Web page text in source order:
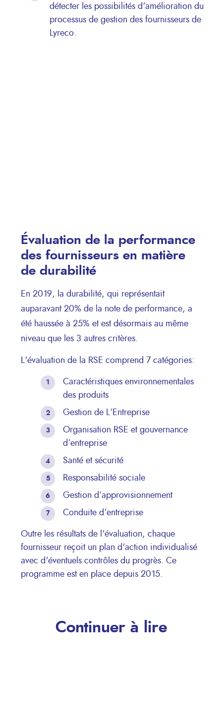
détecter les possibilités d'amélioration du
processus de gestion des fournisseurs de
Lyreco.
Évaluation de la performance
des fournisseurs en matière
de durabilité
En 2019, la durabilité, qui représentait
auparavant 20% de la note de performance, a
été haussée à 25% et est désormais au même
niveau que les 3 autres critères.
L'évaluation de la RSE comprend 7 catégories:
Caractéristiques environnementales
des produits
Gestion de L’Entreprise
Organisation RSE et gouvernance
d’entreprise
Santé et sécurité
Responsabilité sociale
Gestion d’approvisionnement
Conduite d’entreprise
Outre les résultats de l'évaluation, chaque
fournisseur reçoit un plan d'action individualisé
avec d'éventuels contrôles du progrès. Ce
programme est en place depuis 2015.
Continuer à lire